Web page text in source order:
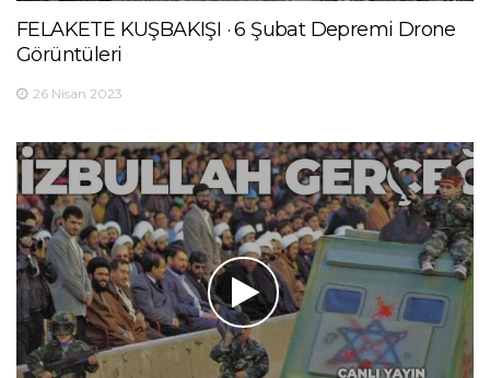
FELAKETE KUŞBAKIŞI · 6 Şubat Depremi Drone
Görüntüleri
26 Nisan 2023